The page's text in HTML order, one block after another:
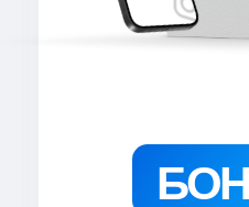
“Клиенты в
Мастер-класс:
Создаем стильный
контент за 10 минут